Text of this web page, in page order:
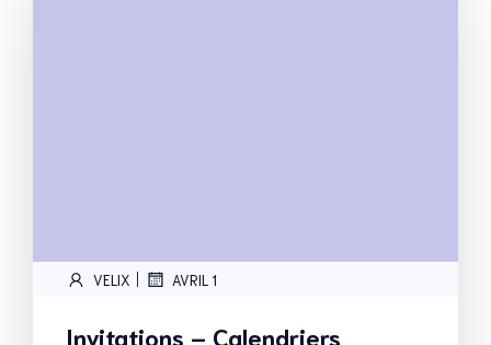
VELIX | AVRIL 1
Invitations – Calendriers